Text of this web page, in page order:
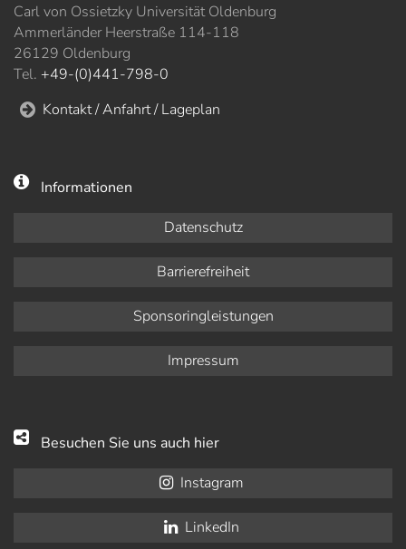
Carl von Ossietzky Universität Oldenburg
Ammerländer Heerstraße 114-118
26129 Oldenburg
Tel. +49-(0)441-798-0
Kontakt / Anfahrt / Lageplan
Informationen
Datenschutz
Barrierefreiheit
Sponsoringleistungen
Impressum
Besuchen Sie uns auch hier
Instagram
LinkedIn